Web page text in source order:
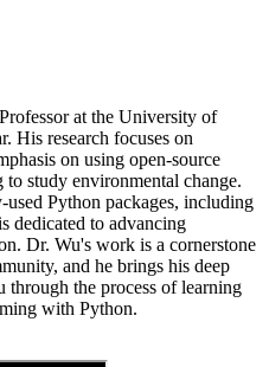
at the University of
His research focuses on
on using open-source
study environmental change.
Python packages, including
dedicated to advancing
Dr. Wu's work is a cornerstone
and he brings his deep
the process of learning
with Python.